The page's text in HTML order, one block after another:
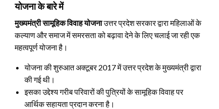
योजना के बारे में
मुख्यमंत्री सामूहिक विवाह योजनाउत्तर प्रदेश सरकार द्वारा महिलाओं के
कल्याण और समाज में समरसता को बढ़ावा देने के लिए चलाई जा रही एक
महत्वपूर्ण योजना है।
योजना की शुरुआत अक्टूबर 2017 में उत्तर प्रदेश के मुख्यमंत्री द्वारा
की गई थी।
इसका उद्देश्य गरीब परिवारों की पुत्रियों के सामूहिक विवाह पर
आर्थिक सहायता प्रदान करना है।